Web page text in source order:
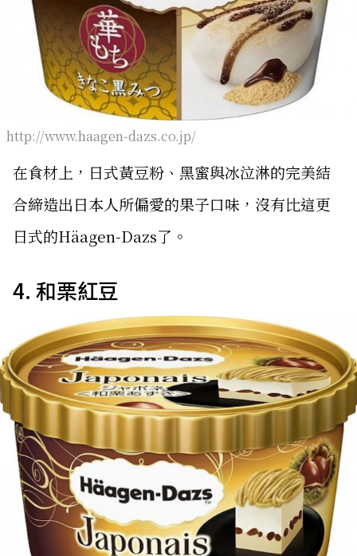
http://www.haagen-dazs.co.jp/
在食材上，日式黃豆粉、黑蜜與冰泣淋的完美結
合締造出日本人所偏愛的果子口味，沒有比這更
日式的Häagen-Dazs了。
4. 和栗紅豆